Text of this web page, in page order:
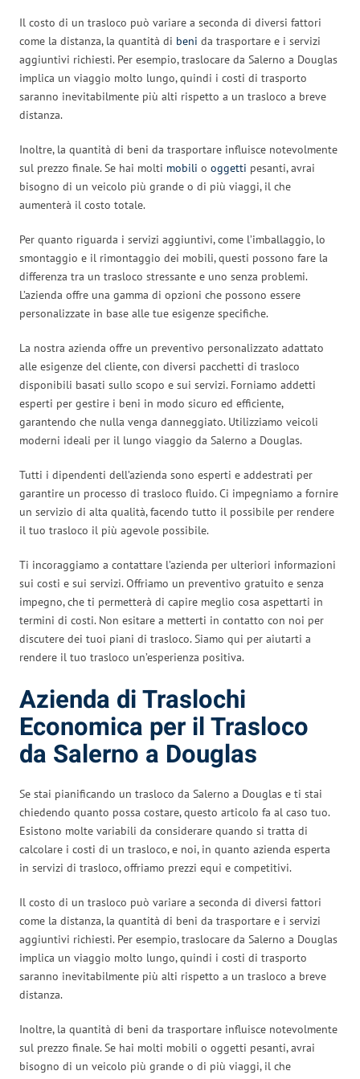
Il costo di un trasloco può variare a seconda di diversi fattori
come la distanza, la quantità di beni da trasportare e i servizi
aggiuntivi richiesti. Per esempio, traslocare da Salerno a Douglas
implica un viaggio molto lungo, quindi i costi di trasporto
saranno inevitabilmente più alti rispetto a un trasloco a breve
distanza.
Inoltre, la quantità di beni da trasportare influisce notevolmente
sul prezzo finale. Se hai molti mobili o oggetti pesanti, avrai
bisogno di un veicolo più grande o di più viaggi, il che
aumenterà il costo totale.
Per quanto riguarda i servizi aggiuntivi, come l’imballaggio, lo
smontaggio e il rimontaggio dei mobili, questi possono fare la
differenza tra un trasloco stressante e uno senza problemi.
L’azienda offre una gamma di opzioni che possono essere
personalizzate in base alle tue esigenze specifiche.
La nostra azienda offre un preventivo personalizzato adattato
alle esigenze del cliente, con diversi pacchetti di trasloco
disponibili basati sullo scopo e sui servizi. Forniamo addetti
esperti per gestire i beni in modo sicuro ed efficiente,
garantendo che nulla venga danneggiato. Utilizziamo veicoli
moderni ideali per il lungo viaggio da Salerno a Douglas.
Tutti i dipendenti dell’azienda sono esperti e addestrati per
garantire un processo di trasloco fluido. Ci impegniamo a fornire
un servizio di alta qualità, facendo tutto il possibile per rendere
il tuo trasloco il più agevole possibile.
Ti incoraggiamo a contattare l’azienda per ulteriori informazioni
sui costi e sui servizi. Offriamo un preventivo gratuito e senza
impegno, che ti permetterà di capire meglio cosa aspettarti in
termini di costi. Non esitare a metterti in contatto con noi per
discutere dei tuoi piani di trasloco. Siamo qui per aiutarti a
rendere il tuo trasloco un’esperienza positiva.
Azienda di Traslochi
Economica per il Trasloco
da Salerno a Douglas
Se stai pianificando un trasloco da Salerno a Douglas e ti stai
chiedendo quanto possa costare, questo articolo fa al caso tuo.
Esistono molte variabili da considerare quando si tratta di
calcolare i costi di un trasloco, e noi, in quanto azienda esperta
in servizi di trasloco, offriamo prezzi equi e competitivi.
Il costo di un trasloco può variare a seconda di diversi fattori
come la distanza, la quantità di beni da trasportare e i servizi
aggiuntivi richiesti. Per esempio, traslocare da Salerno a Douglas
implica un viaggio molto lungo, quindi i costi di trasporto
saranno inevitabilmente più alti rispetto a un trasloco a breve
distanza.
Inoltre, la quantità di beni da trasportare influisce notevolmente
sul prezzo finale. Se hai molti mobili o oggetti pesanti, avrai
bisogno di un veicolo più grande o di più viaggi, il che